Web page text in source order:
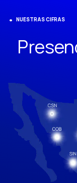
NUESTRAS CIFRAS